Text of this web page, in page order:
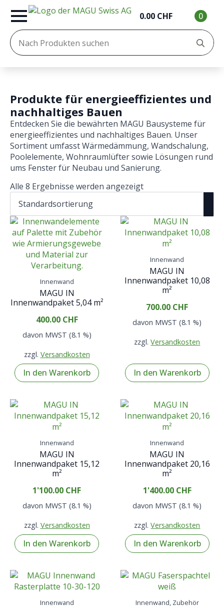
0.00 CHF
0
Produkte für energieeffizientes und
nachhaltiges Bauen
Entdecken Sie die bewährten MAGU Bausysteme für
energieeffizientes und nachhaltiges Bauen. Unser
Sortiment umfasst Wärmedämmung, Wandschalung,
Poolelemente, Wohnraumlüfter sowie Lösungen rund
ums Fenster für Neubau und Sanierung.
Alle 8 Ergebnisse werden angezeigt
Innenwand
MAGU IN
Innenwandpaket 5,04 m²
400.00 CHF
davon MWST (8.1 %)
zzgl. Versandkosten
In den Warenkorb
Innenwand
MAGU IN
Innenwandpaket 10,08
m²
700.00 CHF
davon MWST (8.1 %)
zzgl.Versandkosten
In den Warenkorb
Innenwand
MAGU IN
Innenwandpaket 15,12
m²
1'100.00 CHF
davon MWST (8.1 %)
zzgl. Versandkosten
In den Warenkorb
Innenwand
MAGU IN
Innenwandpaket 20,16
m²
1'400.00 CHF
davon MWST (8.1 %)
zzgl.Versandkosten
In den Warenkorb
Innenwand Innenwand, Zubehör